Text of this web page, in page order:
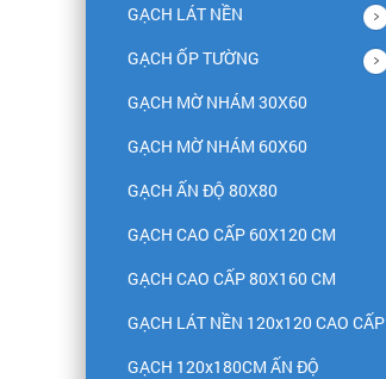
GẠCH LÁT NỀN
GẠCH ỐP TƯỜNG
GẠCH MỜ NHÁM 30X60
GẠCH MỜ NHÁM 60X60
GẠCH ẤN ĐỘ 80X80
GẠCH CAO CẤP 60X120 CM
GẠCH CAO CẤP 80X160 CM
GẠCH LÁT NỀN 120x120 CAO CẤP
GẠCH 120x180CM ẤN ĐỘ